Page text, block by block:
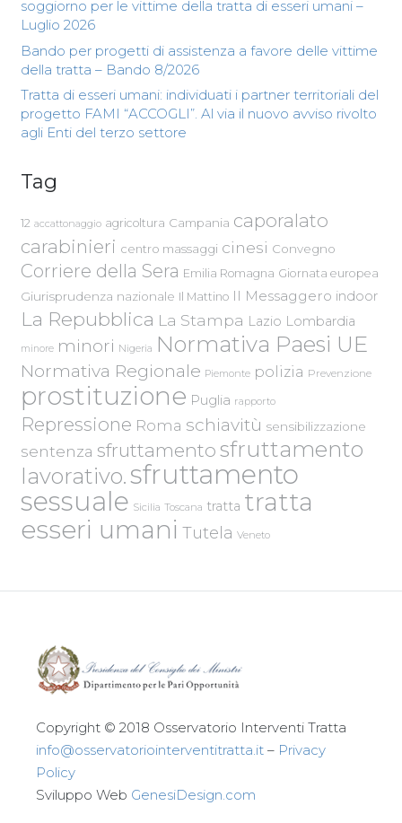
soggiorno per le vittime della tratta di esseri umani –
Luglio 2026
Bando per progetti di assistenza a favore delle vittime
della tratta – Bando 8/2026
Tratta di esseri umani: individuati i partner territoriali del
progetto FAMI “ACCOGLI”. Al via il nuovo avviso rivolto
agli Enti del terzo settore
Tag
12 accattonaggio agricoltura Campania caporalato
carabinieri centro massaggi cinesi Convegno
Corriere della Sera Emilia Romagna Giornata europea
Giurisprudenza nazionale Il Mattino Il Messaggero indoor
La Repubblica La Stampa Lazio Lombardia
minore minori Nigeria Normativa Paesi UE
Normativa Regionale Piemonte polizia Prevenzione
prostituzione Puglia rapporto
Repressione Roma schiavitù sensibilizzazione
sentenza sfruttamento sfruttamento
lavorativo.sfruttamento
sessuale Sicilia Toscana tratta tratta
esseri umani Tutela Veneto
Copyright © 2018 Osservatorio Interventi Tratta
info@osservatoriointerventitratta.it – Privacy
Policy
Sviluppo Web GenesiDesign.com